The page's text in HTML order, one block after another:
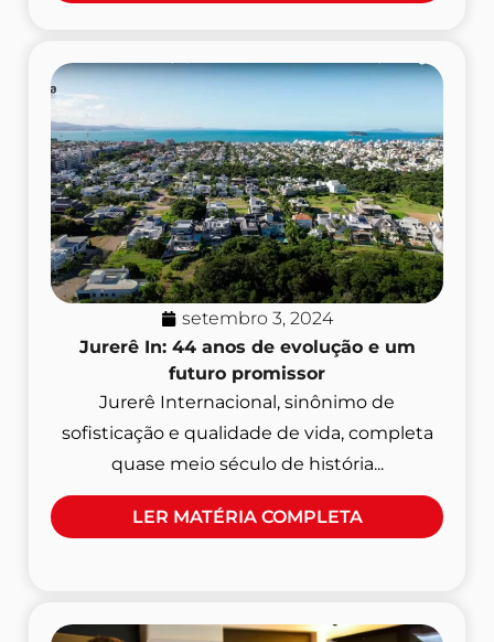
setembro 3, 2024
Jurerê In: 44 anos de evolução e um
futuro promissor
Jurerê Internacional, sinônimo de
sofisticação e qualidade de vida, completa
quase meio século de história...
LER MATÉRIA COMPLETA